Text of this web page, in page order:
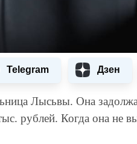
Telegram Дзен
Лысьвы. Она
рублей. Когда она не